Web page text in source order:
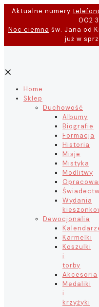
Aktualne numery
002
Noc ciemna św. Jana od
już w
✕
Home
Sklep
Duchowość
Albumy
Biografie
Formacja
Historia
Misje
Mistyka
Modlitwy
Wydania
Dewocjonalia
Karmelki
Koszulki
i
torby
Akcesoria
Medaliki
i
krzyżyki